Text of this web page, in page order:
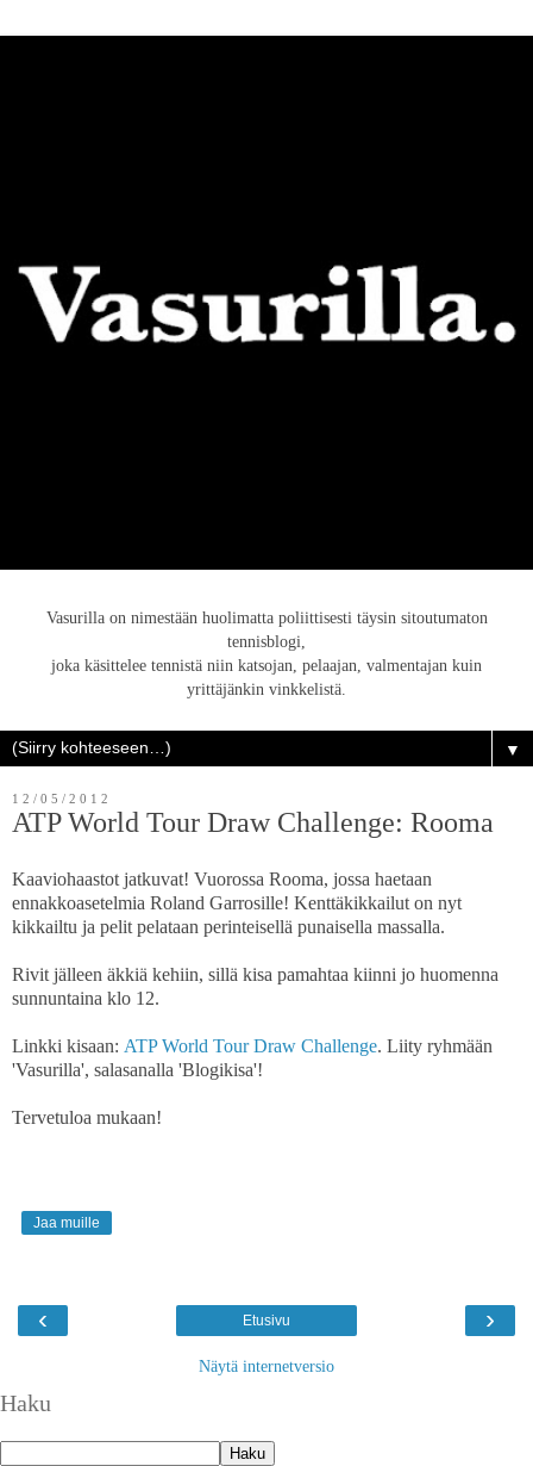
Vasurilla on nimestään huolimatta poliittisesti täysin sitoutumaton
tennisblogi,
joka käsittelee tennistä niin katsojan, pelaajan, valmentajan kuin
yrittäjänkin vinkkelistä.
▼
12/05/2012
ATP World Tour Draw Challenge: Rooma
Kaaviohaastot jatkuvat! Vuorossa Rooma, jossa haetaan
ennakkoasetelmia Roland Garrosille! Kenttäkikkailut on nyt
kikkailtu ja pelit pelataan perinteisellä punaisella massalla.
Rivit jälleen äkkiä kehiin, sillä kisa pamahtaa kiinni jo huomenna
sunnuntaina klo 12.
Linkki kisaan: ATP World Tour Draw Challenge. Liity ryhmään
'Vasurilla', salasanalla 'Blogikisa'!
Tervetuloa mukaan!
Jaa muille
‹ ›
Etusivu
Näytä internetversio
Haku